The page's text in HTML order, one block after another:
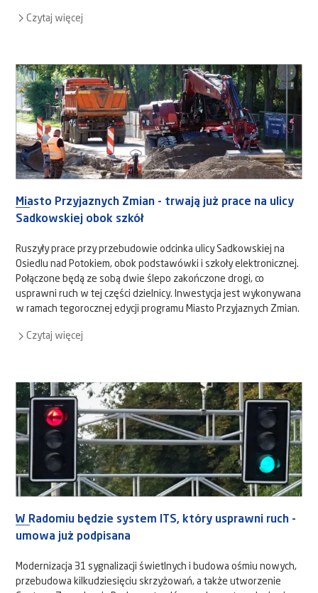
Czytaj więcej
Miasto Przyjaznych Zmian - trwają już prace na ulicy
Sadkowskiej obok szkół
Ruszyły prace przy przebudowie odcinka ulicy Sadkowskiej na
Osiedlu nad Potokiem, obok podstawówki i szkoły elektronicznej.
Połączone będą ze sobą dwie ślepo zakończone drogi, co
usprawni ruch w tej części dzielnicy. Inwestycja jest wykonywana
w ramach tegorocznej edycji programu Miasto Przyjaznych Zmian.
Czytaj więcej
W Radomiu będzie system ITS, który usprawni ruch -
umowa już podpisana
Modernizacja 31 sygnalizacji świetlnych i budowa ośmiu nowych,
przebudowa kilkudziesięciu skrzyżowań, a także utworzenie